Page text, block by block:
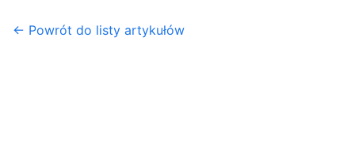
← Powrót do listy artykułów